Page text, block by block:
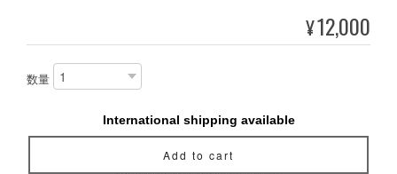
¥12,000
数量
International shipping available
Add to cart